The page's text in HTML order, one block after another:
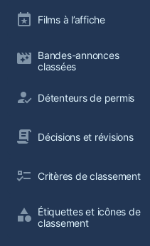
Films à l’affiche
Bandes-annonces
classées
Détenteurs de permis
Décisions et révisions
Critères de classement
Étiquettes et icônes de
classement